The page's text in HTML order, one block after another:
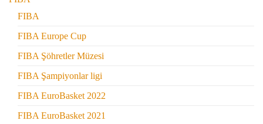
FIBA
FIBA Europe Cup
FIBA Şöhretler Müzesi
FIBA Şampiyonlar ligi
FIBA EuroBasket 2022
FIBA EuroBasket 2021